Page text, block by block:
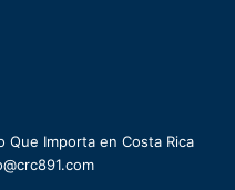
Que Importa en Costa Rica